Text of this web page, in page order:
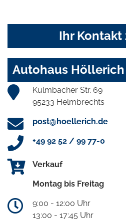
Ihr Kontakt
Autohaus Höllerich
Kulmbacher Str. 69
95233 Helmbrechts
post@hoellerich.de
+49 92 52 / 99 77-0
Verkauf
Montag bis Freitag
9:00 - 12:00 Uhr
13:00 - 17:45 Uhr